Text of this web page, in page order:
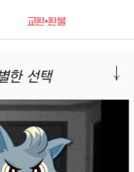
교환•환불